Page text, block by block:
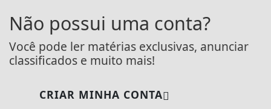
Não possui uma conta?
Você pode ler matérias exclusivas, anunciar
classificados e muito mais!
CRIAR MINHA CONTA